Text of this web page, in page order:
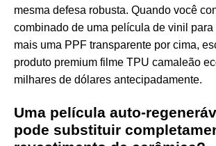
mesma defesa robusta. Quando você
combinado de uma película de vinil
mais uma PPF transparente por cima,
produto premium filme TPU camaleão
milhares de dólares antecipadamente.
Uma película auto-
pode substituir